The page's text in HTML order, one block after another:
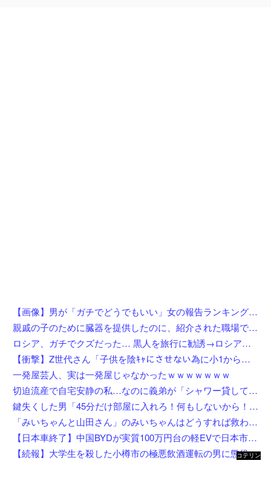
【画像】男が「ガチでどうでもいい」女の報告ランキング、圧倒的第１位と言えば『コレ』w w w w w w w w w w
親戚の子のために臓器を提供したのに、紹介された職場でいじめられて右足に麻痺が残った…人助けして身体壊された挙句バカにされるとか胸糞すぎ
ロシア、ガチでクズだった… 黒人を旅行に勧誘→ロシア語で契約書にサインさせられる→前線で大量戦死
【衝撃】Z世代さん「子供を陰ｷｬにさせない為に小1から髪を金髪に染めさせてる」←これ効果あると思う？？？？？？
一発屋芸人、実は一発屋じゃなかったｗｗｗｗｗｗｗ
切迫流産で自宅安静の私…なのに義弟が「シャワー貸して」「泊めて」と嫌がらせレベルの連続突撃！夫経由で断ると私に直接LINEしてきて絶句←大人しく自宅の風呂に入れよ
鍵失くした男「45分だけ部屋に入れろ！何もしないから！」→女子大生「無理です（警察呼びます）」→男「熱中症になれってか！使えないな！」完全に不審者で草ｗｗｗ
「みいちゃんと山田さん」のみいちゃんはどうすれば救われたのか
【日本車終了】中国BYDが実質100万円台の軽EVで日本市場に殴り込み
【続報】大学生を殺した小樽市の極悪飲酒運転の男に懲役4年6ヶ月の判決。
コテリン